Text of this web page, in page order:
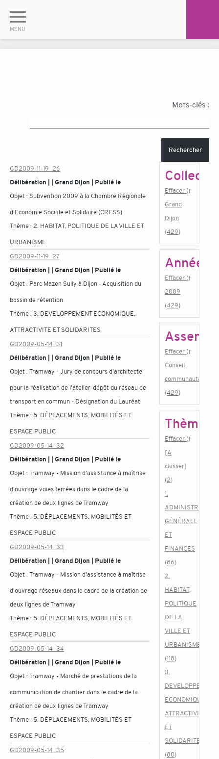
Mots-clés :
Rechercher
GD2009-11-19_26
Délibération | | Grand Dijon | Publié le
Objet : Subvention 2009 à la Chambre Régionale
d'Economie Sociale et Solidaire (CRESS)
Thème : 2. HABITAT, POLITIQUE DE LA VILLE ET
URBANISME
GD2009-11-19_27
Délibération | | Grand Dijon | Publié le
Objet : Parc Mazen Sully à Dijon - Acquisition du
bassin de rétention
Thème :3. DEVELOPPEMENT ECONOMIQUE,
ATTRACTIVITE ET SOLIDARITES
GD2009-05-14_31
Délibération | | Grand Dijon | Publié le
Objet :Tramway - Jury de concours d'architecte
pour la réalisation de l'atelier-dépôt du réseau de
transport en commun - Désignation du Lauréat
Thème : 5. DÉPLACEMENTS, MOBILITÉS ET
ESPACE PUBLIC
GD2009-05-14_32
Délibération | | Grand Dijon | Publié le
Objet :Tramway - Mission d'assistance à maîtrise
d'ouvrage voies ferrées dans le cadre de la
création de deux lignes de Tramway
Thème : 5. DÉPLACEMENTS, MOBILITÉS ET
ESPACE PUBLIC
GD2009-05-14_33
Délibération | | Grand Dijon | Publié le
Objet :Tramway - Mission d'assistance à maîtrise
d'ouvrage réseaux dans le cadre de la création de
deux lignes de Tramway
Thème : 5. DÉPLACEMENTS, MOBILITÉS ET
ESPACE PUBLIC
GD2009-05-14_34
Délibération | | Grand Dijon | Publié le
Objet :Tramway - Marché de prestations de la
communication de chantier dans le cadre de la
création de deux lignes de Tramway
Thème : 5. DÉPLACEMENTS, MOBILITÉS ET
ESPACE PUBLIC
GD2009-05-14_35
Effacer ()
Grand
Dijon
(429)
Année
Effacer ()
2009
(429)
Effacer ()
Conseil
communautaire
(429)
Thème
Effacer ()
[A
classer]
(2)
1.
ADMINISTRATION
GÉNÉRALE
ET
FINANCES
(86)
2.
HABITAT,
POLITIQUE
DE LA
VILLE ET
URBANISME
(118)
3.
DEVELOPPEMENT
ECONOMIQUE,
ATTRACTIVITE
ET
SOLIDARITES
(80)